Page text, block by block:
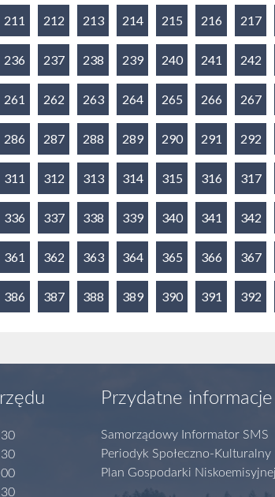
211 212 213 214 215 216 217
236 237 238 239 240 241 242
261 262 263 264 265 266 267
286 287 288 289 290 291 292
311 312 313 314 315 316 317
336 337 338 339 340 341 342
361 362 363 364 365 366 367
386 387 388 389 390 391 392
Przydatne informacje
Samorządowy Informator SMS
Periodyk Społeczno-Kulturalny
Plan Gospodarki Niskoemisyjnej